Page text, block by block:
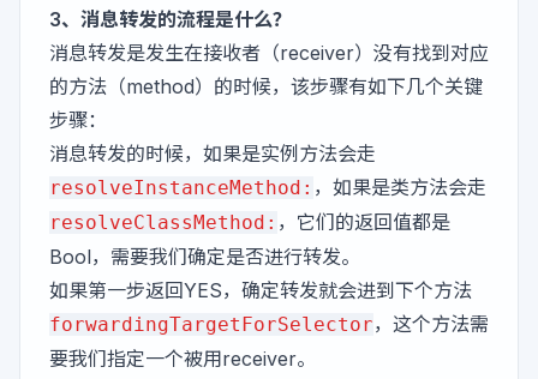
3、消息转发的流程是什么？
消息转发是发生在接收者（receiver）没有找到对应
的方法（method）的时候，该步骤有如下几个关键
步骤：
消息转发的时候，如果是实例方法会走
resolveInstanceMethod: ，如果是类方法会走
resolveClassMethod: ，它们的返回值都是
Bool，需要我们确定是否进行转发。
如果第一步返回YES，确定转发就会进到下个方法
forwardingTargetForSelector，这个方法需
要我们指定一个被用receiver。